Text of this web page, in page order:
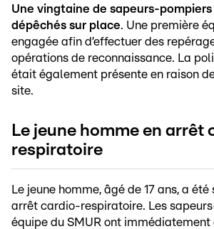
Une vingtaine de sapeurs-
dépêchés sur place. Une première
engagée afin d’effectuer des
opérations de reconnaissance. La
était également présente en raison
site.
Le jeune homme en arrêt
respiratoire
Le jeune homme, âgé de 17 ans, a été
arrêt cardio-respiratoire. Les
équipe du SMUR ont immédiatement